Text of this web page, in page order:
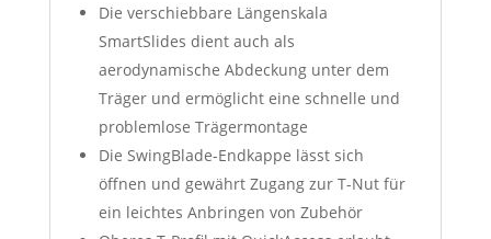
Die verschiebbare Längenskala
SmartSlides dient auch als
aerodynamische Abdeckung unter dem
Träger und ermöglicht eine schnelle und
problemlose Trägermontage
Die SwingBlade-Endkappe lässt sich
öffnen und gewährt Zugang zur T-Nut für
ein leichtes Anbringen von Zubehör